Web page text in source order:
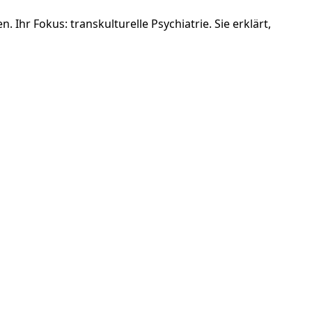
Ihr Fokus: transkulturelle Psychiatrie. Sie erklärt,